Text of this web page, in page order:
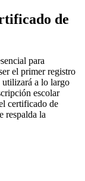
de
para
el primer registro
utilizará a lo largo
escolar
certificado de
respalda la